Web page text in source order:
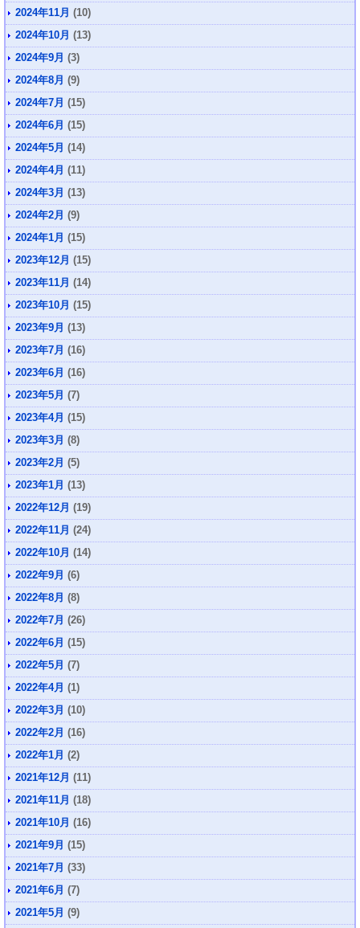
2024年11月 (10)
2024年10月 (13)
2024年9月 (3)
2024年8月 (9)
2024年7月 (15)
2024年6月 (15)
2024年5月 (14)
2024年4月 (11)
2024年3月 (13)
2024年2月 (9)
2024年1月 (15)
2023年12月 (15)
2023年11月 (14)
2023年10月 (15)
2023年9月 (13)
2023年7月 (16)
2023年6月 (16)
2023年5月 (7)
2023年4月 (15)
2023年3月 (8)
2023年2月 (5)
2023年1月 (13)
2022年12月 (19)
2022年11月 (24)
2022年10月 (14)
2022年9月 (6)
2022年8月 (8)
2022年7月 (26)
2022年6月 (15)
2022年5月 (7)
2022年4月 (1)
2022年3月 (10)
2022年2月 (16)
2022年1月 (2)
2021年12月 (11)
2021年11月 (18)
2021年10月 (16)
2021年9月 (15)
2021年7月 (33)
2021年6月 (7)
2021年5月 (9)